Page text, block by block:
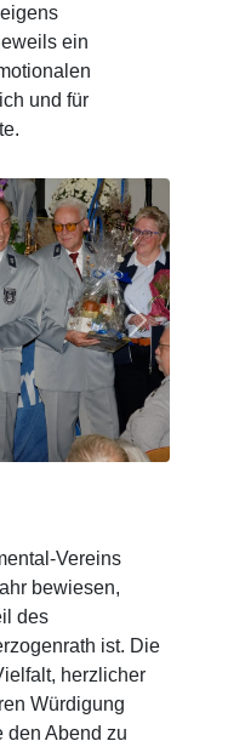
ein
und für
Next
Vereins
bewiesen,
des
ist. Die
herzlicher
Würdigung
den Abend zu